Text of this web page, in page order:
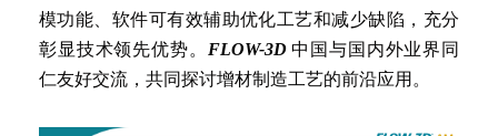
模功能、软件可有效辅助优化工艺和减少缺陷，充分
彰显技术领先优势。 FLOW-3D中国与国内外业界同
仁友好交流，共同探讨增材制造工艺的前沿应用。